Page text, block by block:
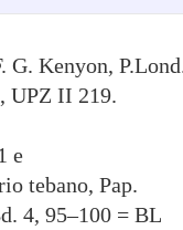
G. Kenyon,
UPZ II 219.
e
tebano, Pap.
4, 95–100 = BL